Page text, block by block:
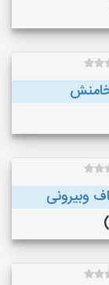
وبیرونی